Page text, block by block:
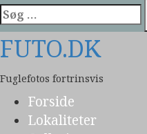
Søg
efter:
FUTO.DK
Fuglefotos fortrinsvis
Forside
Lokaliteter